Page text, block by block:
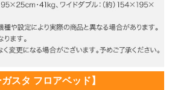
ガスタ フロアベッド】